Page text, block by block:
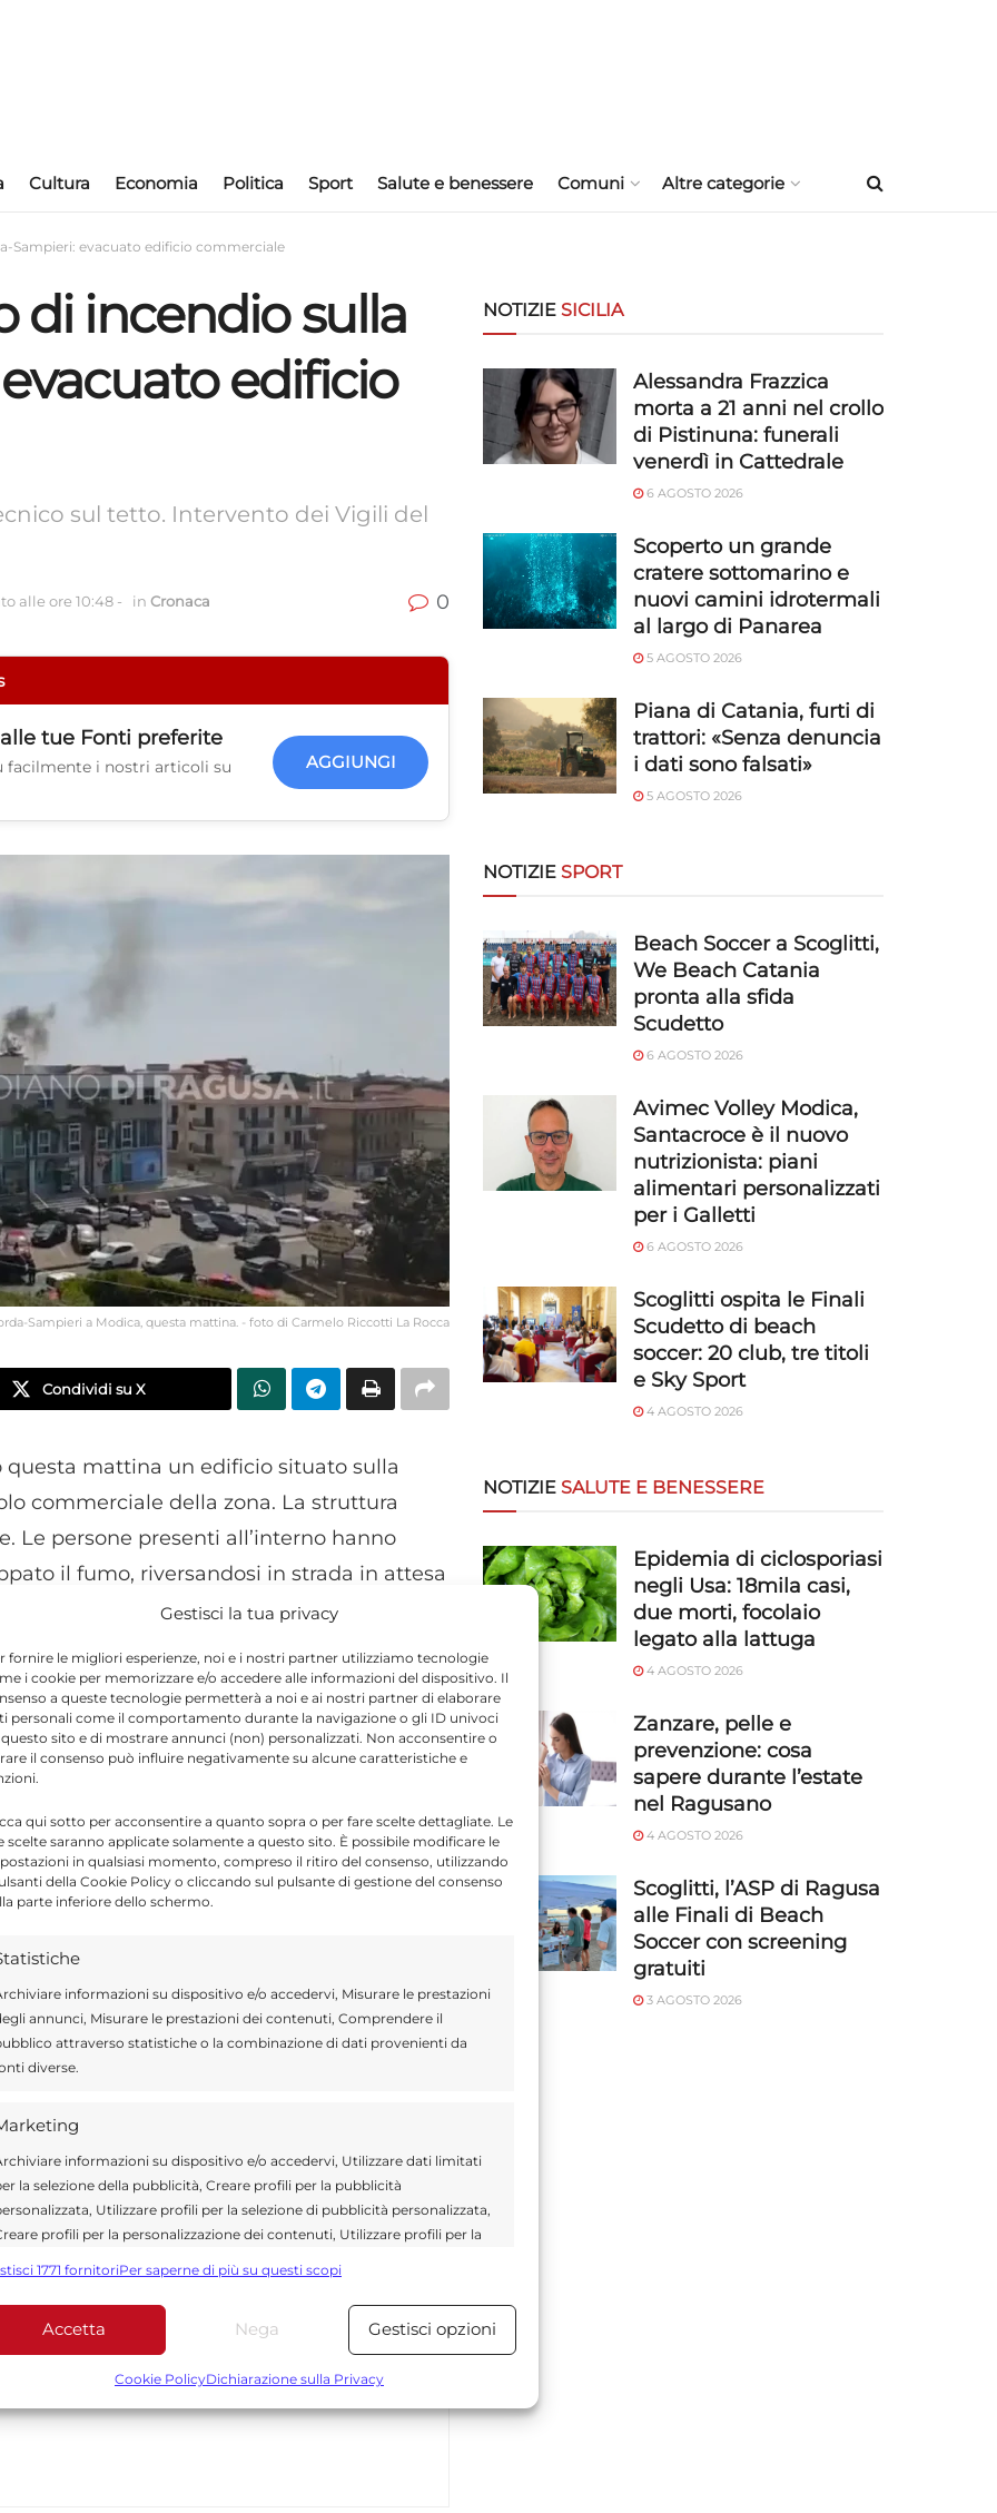
Gestisci la tua privacy
fornire le migliori esperienze, noi e i nostri partner utilizziamo tecnologie
i cookie per memorizzare e/o accedere alle informazioni del dispositivo. Il
a queste tecnologie permetterà a noi e ai nostri partner di elaborare
personali come il comportamento durante la navigazione o gli ID univoci
sito e di mostrare annunci (non) personalizzati. Non acconsentire o
il consenso può influire negativamente su alcune caratteristiche e
qui sotto per acconsentire a quanto sopra o per fare scelte dettagliate. Le
scelte saranno applicate solamente a questo sito. È possibile modificare le
in qualsiasi momento, compreso il ritiro del consenso, utilizzando
della Cookie Policy o cliccando sul pulsante di gestione del consenso
parte inferiore dello schermo.
informazioni su dispositivo e/o accedervi, Misurare le prestazioni
annunci, Misurare le prestazioni dei contenuti, Comprendere il
attraverso statistiche o la combinazione di dati provenienti da
diverse.
informazioni su dispositivo e/o accedervi, Utilizzare dati limitati
la selezione della pubblicità, Creare profili per la pubblicità
Utilizzare profili per la selezione di pubblicità personalizzata,
profili per la personalizzazione dei contenuti, Utilizzare profili per la
dati limitati per la selezione dei contenuti.
Funzionalità Sempre attivo
Abbinare e combinare dati provenienti da altre fonti di dati,
1771 fornitoriPer saperne di più su questi scopi
Accetta Nega Gestisci opzioni
Cookie PolicyDichiarazione sulla Privacy
Cultura Economia Politica Sport Salute e benessere Comuni Altre categorie
Sampieri: evacuato edificio commerciale
di incendio sulla
edificio
sul tetto. Intervento dei Vigili del
alle ore 10:48 - in Cronaca 0
alle tue Fonti preferite
facilmente i nostri articoli su
AGGIUNGI
Sampieri a Modica, questa mattina. - foto di Carmelo Riccotti La Rocca
Condividi su X
mattina un edificio situato sulla
commerciale della zona. La struttura
Le persone presenti all’interno hanno
il fumo, riversandosi in strada in attesa
di Modicae una volante del
Modica. Le fiamme, partite dal vano
spente in breve tempo. Non si registrano
di incendio sarebbe riconducibile a
di un impianto di
in corso di accertamento da parte delle
Send
CRONACA
con oltre 15 anni di esperienza nel panorama
collaborato con importanti testate regionali, tra cui
e Giornale di Siracusa. Fondatrice di
dal gennaio 2014 è Direttore del Quotidiano di
di cronaca locale, politica siciliana, attualità,
NOTIZIE SICILIA
Alessandra Frazzica
morta a 21 anni nel crollo
di Pistinuna: funerali
venerdì in Cattedrale
6 AGOSTO 2026
Scoperto un grande
cratere sottomarino e
nuovi camini idrotermali
al largo di Panarea
5 AGOSTO 2026
Piana di Catania, furti di
trattori: «Senza denuncia
i dati sono falsati»
5 AGOSTO 2026
NOTIZIE SPORT
Beach Soccer a Scoglitti,
We Beach Catania
pronta alla sfida
Scudetto
6 AGOSTO 2026
Avimec Volley Modica,
Santacroce è il nuovo
nutrizionista: piani
alimentari personalizzati
per i Galletti
6 AGOSTO 2026
Scoglitti ospita le Finali
Scudetto di beach
soccer: 20 club, tre titoli
e Sky Sport
4 AGOSTO 2026
NOTIZIE SALUTE E BENESSERE
Epidemia di ciclosporiasi
negli Usa: 18mila casi,
due morti, focolaio
legato alla lattuga
4 AGOSTO 2026
Zanzare, pelle e
prevenzione: cosa
sapere durante l’estate
nel Ragusano
4 AGOSTO 2026
Scoglitti, l’ASP di Ragusa
alle Finali di Beach
Soccer con screening
gratuiti
3 AGOSTO 2026